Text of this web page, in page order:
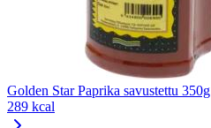
Golden Star Paprika savustettu 350g
289 kcal